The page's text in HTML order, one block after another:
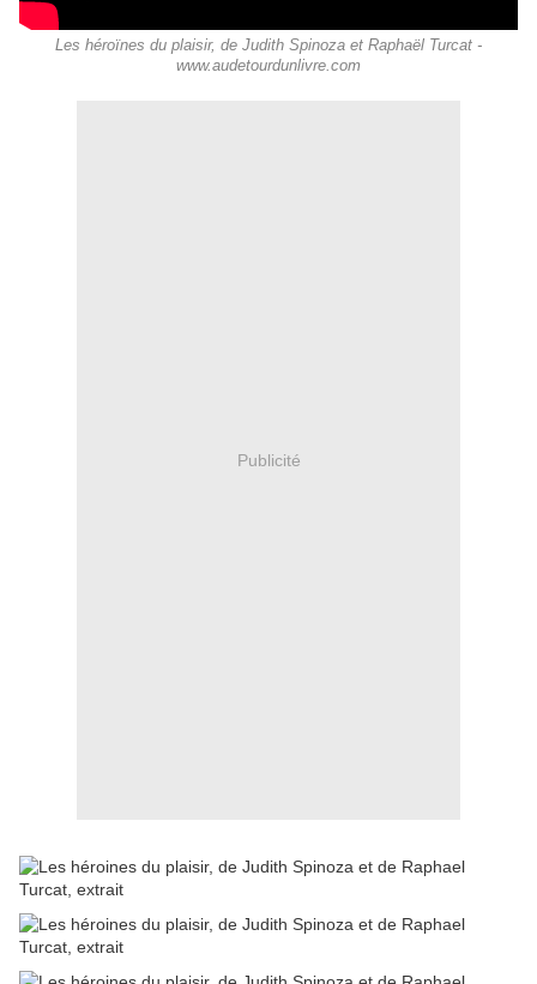
Les héroïnes du plaisir, de Judith Spinoza et Raphaël Turcat -
www.audetourdunlivre.com
Publicité